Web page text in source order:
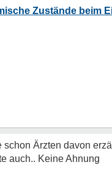
Zustände beim
schon Ärzten davon
auch.. Keine Ahnung